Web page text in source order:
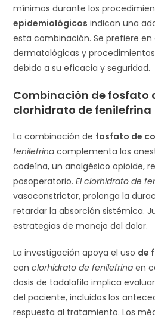
mínimos durante los
epidemiológicos indican una
esta combinación. Se prefiere en
dermatológicas y
debido a su eficacia y seguridad.
Combinación de fosfato
clorhidrato de fenilefrina
La combinación de fosfato de
fenilefrina complementa los
codeína, un analgésico opioide,
posoperatorio.El clorhidrato de
vasoconstrictor, prolonga la
retardar la absorción sistémica.
estrategias de manejo del dolor.
La investigación apoya el uso de
conclorhidrato de fenilefrina en
dosis de tadalafilo implica
del paciente, incluidos los
respuesta al tratamiento. Los